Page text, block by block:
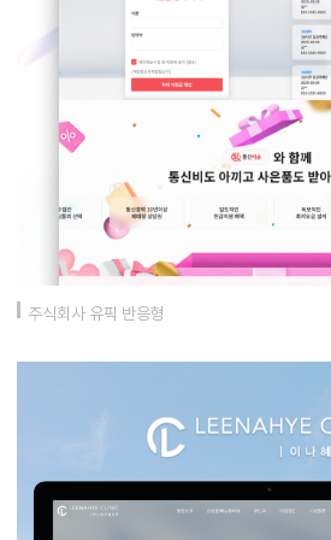
주식회사 유픽 반응형